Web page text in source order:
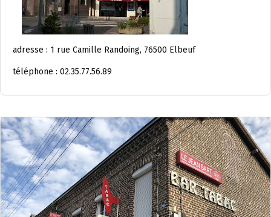
adresse : 1 rue Camille Randoing, 76500 Elbeuf
téléphone : 02.35.77.56.89